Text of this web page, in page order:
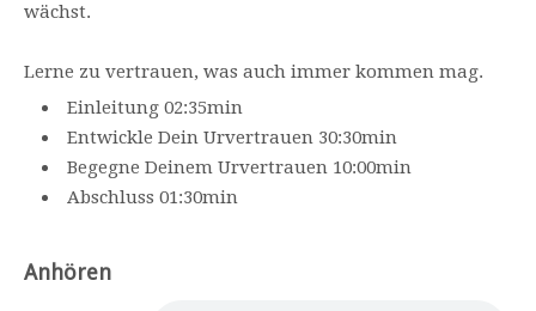
wächst.
Lerne zu vertrauen, was auch immer kommen mag.
Einleitung 02:35min
Entwickle Dein Urvertrauen 30:30min
Begegne Deinem Urvertrauen 10:00min
Abschluss 01:30min
Anhören